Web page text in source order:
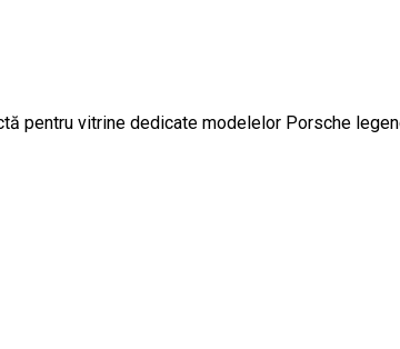
pentru vitrine dedicate modelelor Porsche